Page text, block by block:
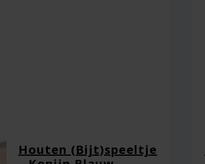
Houten (Bijt)speeltje